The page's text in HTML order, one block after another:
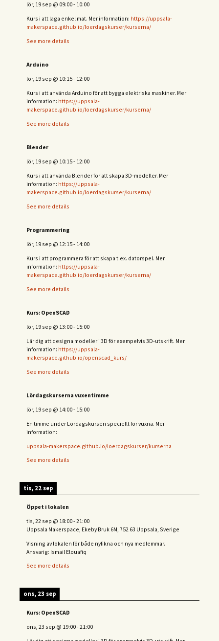
lör, 19 sep @ 09:00- 10:00
Kurs i att laga enkel mat. Mer information: https://uppsala-
makerspace.github.io/loerdagskurser/kurserna/
See more details
Arduino
lör, 19 sep @ 10:15- 12:00
Kurs i att använda Arduino för att bygga elektriska maskiner. Mer
information: https://uppsala-
makerspace.github.io/loerdagskurser/kurserna/
See more details
Blender
lör, 19 sep @ 10:15- 12:00
Kurs i att använda Blender för att skapa 3D-modeller. Mer
information: https://uppsala-
makerspace.github.io/loerdagskurser/kurserna/
See more details
Programmering
lör, 19 sep @ 12:15- 14:00
Kurs i att programmera för att skapa t.ex. datorspel. Mer
information: https://uppsala-
makerspace.github.io/loerdagskurser/kurserna/
See more details
Kurs: OpenSCAD
lör, 19 sep @ 13:00- 15:00
Lär dig att designa modeller i 3D för exempelvis 3D-utskrift. Mer
information: https://uppsala-
makerspace.github.io/openscad_kurs/
See more details
Lördagskurserna vuxentimme
lör, 19 sep @ 14:00- 15:00
En timme under Lördagskursen speciellt för vuxna. Mer
information:
uppsala-makerspace.github.io/loerdagskurser/kurserna
See more details
tis, 22 sep
Öppet i lokalen
tis, 22 sep @ 18:00-21:00
Uppsala Makerspace, Ekeby Bruk 6M, 752 63 Uppsala, Sverige
Visning av lokalen för både nyfikna och nya medlemmar.
Ansvarig: Ismail Elouafiq
See more details
ons, 23 sep
Kurs: OpenSCAD
ons, 23 sep @ 19:00-21:00